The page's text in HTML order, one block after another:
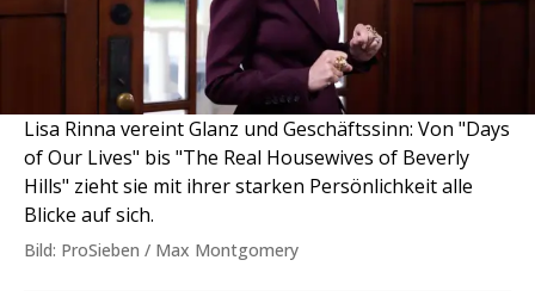
Lisa Rinna vereint Glanz und Geschäftssinn: Von "Days
of Our Lives" bis "The Real Housewives of Beverly
Hills" zieht sie mit ihrer starken Persönlichkeit alle
Blicke auf sich.
Bild: ProSieben / Max Montgomery